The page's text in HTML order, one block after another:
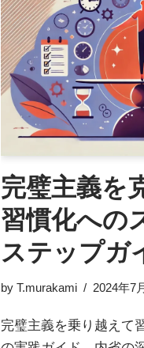
完璧主義を
習慣化への
ステップガ
by T.murakami 2024年7
完璧主義を乗り越えて